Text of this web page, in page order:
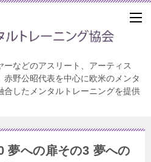
ーなどのアスリート、アーティス
赤野公昭代表を中心に欧米のメンタ
合したメンタルトレーニングを提供
夢への扉その3 夢への